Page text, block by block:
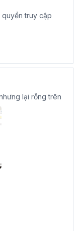
truy cập
lại rỗng trên